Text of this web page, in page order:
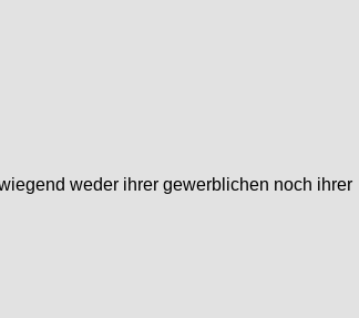
weder ihrer gewerblichen noch ihrer